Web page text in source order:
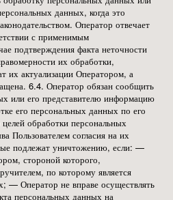
данных, когда это
Оператор отвечает
с применимым
подтверждения факта неточности
их обработки,
их актуализации Оператором, а
6.4. Оператор обязан сообщить
или его представителю информацию
его персональных данных по его
обработки персональных
Пользователем согласия на их
подлежат уничтожению, если: —
стороной которого,
по которому является
— Оператор не вправе осуществлять
персональных данных на